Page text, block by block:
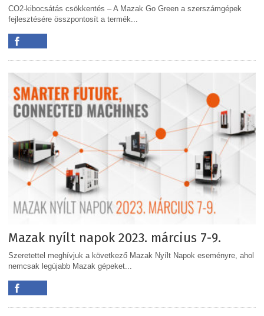
CO2-kibocsátás csökkentés – A Mazak Go Green a szerszámgépek
fejlesztésére összpontosít a termék...
Mazak nyílt napok 2023. március 7-9.
Szeretettel meghívjuk a következő Mazak Nyílt Napok eseményre, ahol
nemcsak legújabb Mazak gépeket...